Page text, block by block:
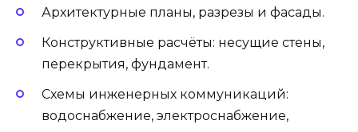
Архитектурные планы, разрезы и фасады.
Конструктивные расчёты: несущие стены,
перекрытия, фундамент.
Схемы инженерных коммуникаций:
водоснабжение, электроснабжение,